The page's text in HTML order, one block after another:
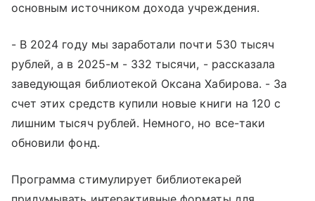
основным источником дохода учреждения.
- В 2024 году мы заработали почти 530 тысяч
рублей, а в 2025-м - 332 тысячи, - рассказала
заведующая библиотекой Оксана Хабирова. - За
счет этих средств купили новые книги на 120 с
лишним тысяч рублей. Немного, но все-таки
обновили фонд.
Программа стимулирует библиотекарей